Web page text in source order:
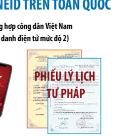
CP
NĐ-CP của Chính phủ: Sửa
Nghị định số 125/2020/NĐ-СР
của Chính phủ quy định xử
thuế, hóa đơn được sửa đổi, bổ
NĐ-CP
mục thủ tục hành chính mới
bị bãi bỏ và phê duyệt
tử giải quyết thủ tục hành
phạm vi chức năng quản